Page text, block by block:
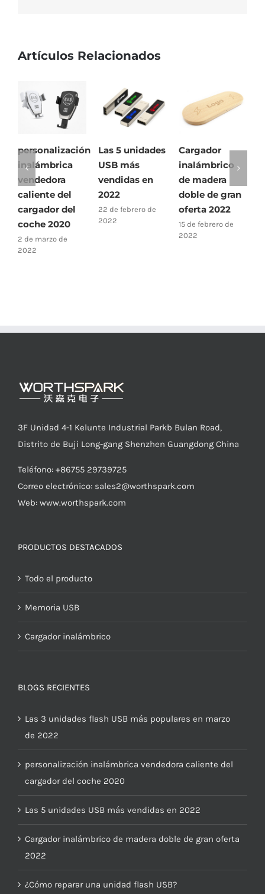
Artículos Relacionados
personalización
inalámbrica
vendedora
caliente del
cargador del
coche 2020
2 de marzo de
2022
Las 5 unidades
USB más
vendidas en
2022
22 de febrero de
2022
Cargador
inalámbrico
de madera
doble de gran
oferta 2022
15 de febrero de
2022
3F Unidad 4-1 Kelunte Industrial Parkb Bulan Road,
Distrito de Buji Long-gang Shenzhen Guangdong China
Teléfono: +86755 29739725
Correo electrónico: sales2@worthspark.com
Web: www.worthspark.com
PRODUCTOS DESTACADOS
Todo el producto
Memoria USB
Cargador inalámbrico
BLOGS RECIENTES
Las 3 unidades flash USB más populares en marzo
de 2022
personalización inalámbrica vendedora caliente del
cargador del coche 2020
Las 5 unidades USB más vendidas en 2022
Cargador inalámbrico de madera doble de gran oferta
2022
¿Cómo reparar una unidad flash USB?